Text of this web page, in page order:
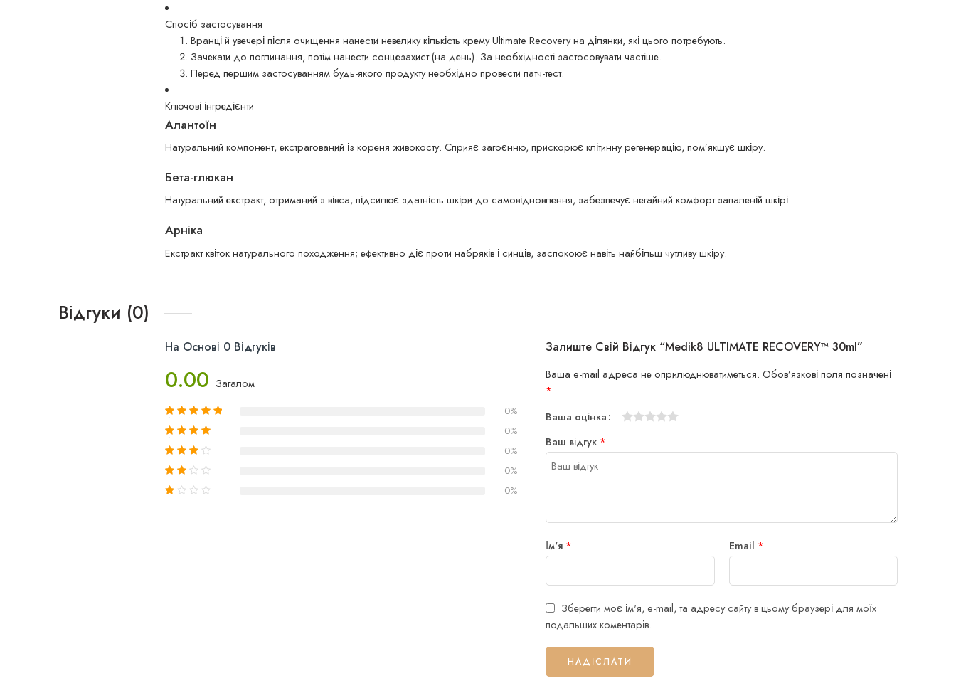
Спосіб застосування
Вранці й увечері після очищення нанести невелику кількість крему Ultimate Recovery на ділянки, які цього потребують.
Зачекати до поглинання, потім нанести сонцезахист (на день). За необхідності застосовувати частіше.
Перед першим застосуванням будь-якого продукту необхідно провести патч-тест.
Ключові інгредієнти
Алантоїн
Натуральний компонент, екстрагований із кореня живокосту. Сприяє загоєнню, прискорює клітинну регенерацію, пом’якшує шкіру.
Бета-глюкан
Натуральний екстракт, отриманий з вівса, підсилює здатність шкіри до самовідновлення, забезпечує негайний комфорт запаленій шкірі.
Арніка
Екстракт квіток натурального походження; ефективно діє проти набряків і синців, заспокоює навіть найбільш чутливу шкіру.
Відгуки (0)
На Основі 0 Відгуків
0.00 Загалом
0%
0%
0%
0%
0%
Залиште Свій Відгук “Medik8 ULTIMATE RECOVERY™ 30ml”
Ваша e-mail адреса не оприлюднюватиметься. Обов’язкові поля позначені
*
Ваша оцінка
Ваш відгук *
Ім'я * Email *
Зберегти моє ім'я, e-mail, та адресу сайту в цьому браузері для моїх
подальших коментарів.